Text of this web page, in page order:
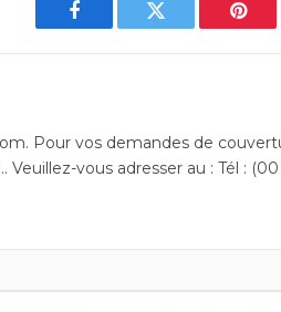
Facebook Twitter
Pour vos demandes de
vous adresser au : Tél :